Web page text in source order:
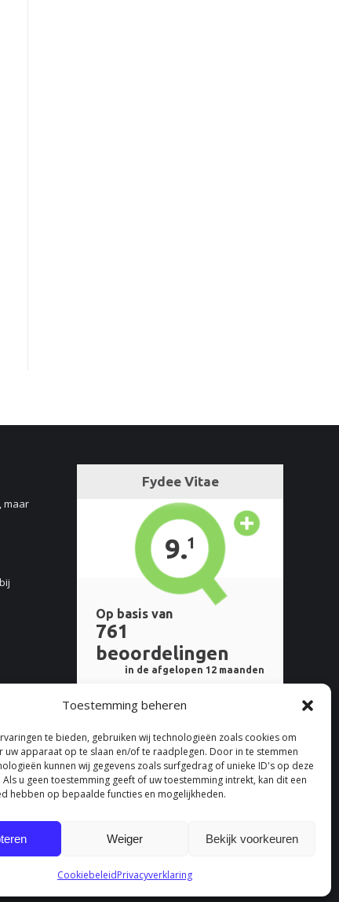
Toestemming beheren
te bieden, gebruiken wij technologieën zoals cookies om
uw apparaat op te slaan en/of te raadplegen. Door in te stemmen
kunnen wij gegevens zoals surfgedrag of unieke ID's op deze
Als u geen toestemming geeft of uw toestemming intrekt, kan dit een
hebben op bepaalde functies en mogelijkheden.
Weiger Bekijk voorkeuren
CookiebeleidPrivacyverklaring
maar